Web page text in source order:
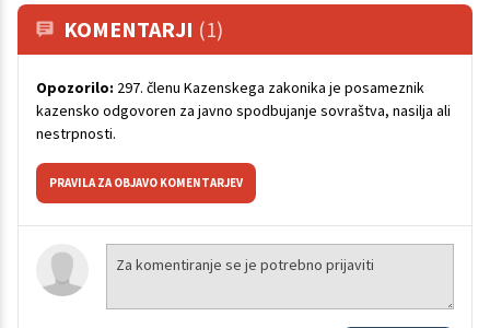
KOMENTARJI (1)
Opozorilo: 297. členu Kazenskega zakonika je posameznik
kazensko odgovoren za javno spodbujanje sovraštva, nasilja ali
nestrpnosti.
PRAVILA ZA OBJAVO KOMENTARJEV